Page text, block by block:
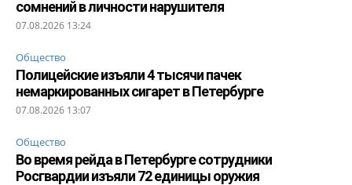
сомнений в личности нарушителя
07.08.2026 13:24
Общество
Полицейские изъяли 4 тысячи пачек
немаркированных сигарет в Петербурге
07.08.2026 13:07
Общество
Во время рейда в Петербурге сотрудники
Росгвардии изъяли 72 единицы оружия